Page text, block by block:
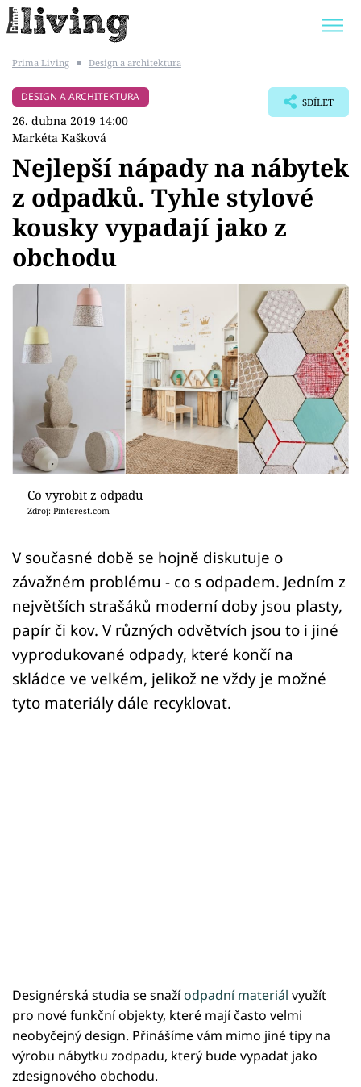
BYDLENÍ SLAVNÝCH
ZAHRADA
Témata
Bydlení
Zahrada
Design
Sledujte prima+
Přihlášení
Sledujte nás
Prima Living ■ Design a architektura
DESIGN A ARCHITEKTURA
26. dubna 2019 14:00
Markéta Kašková
SDÍLET
Nejlepší nápady na nábytek
z odpadků. Tyhle stylové
kousky vypadají jako z
obchodu
Co vyrobit z odpadu
Zdroj: Pinterest.com
V současné době se hojně diskutuje o
závažném problému - co s odpadem. Jedním z
největších strašáků moderní doby jsou plasty,
papír či kov. V různých odvětvích jsou to i jiné
vyprodukované odpady, které končí na
skládce ve velkém, jelikož ne vždy je možné
tyto materiály dále recyklovat.
Designérská studia se snažíodpadní materiál využít
pro nové funkční objekty, které mají často velmi
neobyčejný design. Přinášíme vám mimo jiné tipy na
výrobu nábytku zodpadu, který bude vypadat jako
zdesignového obchodu.